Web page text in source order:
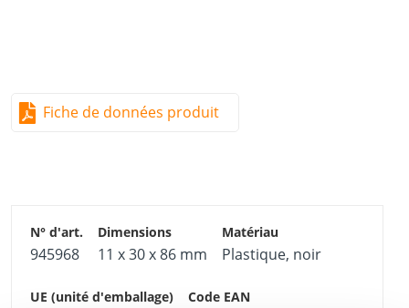
Fiche de données produit
945968 11 x 30 x 86 mm Plastique, noir